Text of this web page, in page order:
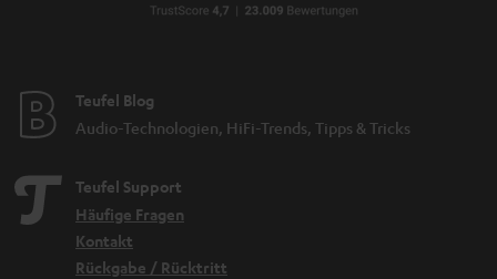
Teufel Blog
Audio-Technologien, HiFi-Trends, Tipps & Tricks
Teufel Support
Häufige Fragen
Kontakt
Rückgabe / Rücktritt